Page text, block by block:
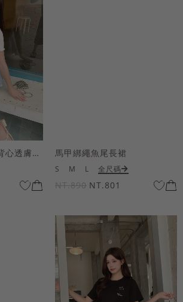
兩件式-肩可調混色背心透膚上衣套組 馬甲綁繩魚尾長裙
S M L 全尺碼
NT.890 NT.801